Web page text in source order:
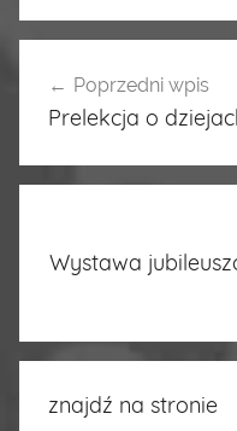
Nawigacja
wpisu
Poprzedni wpis
Prelekcja o
Wystawa
znajdź na stronie